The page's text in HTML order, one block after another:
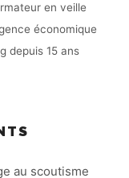
en veille
économique
depuis 15 ans
au scoutisme